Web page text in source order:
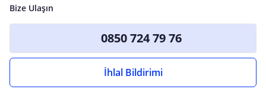
Bize Ulaşın
0850 724 79 76
İhlal Bildirimi